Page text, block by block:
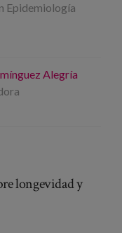
Epidemiología
Alegría
longevidad y